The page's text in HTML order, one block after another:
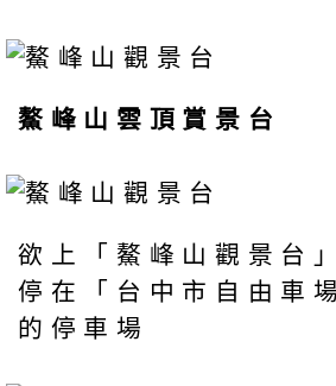
鰲峰山雲頂賞景台
欲上「鰲峰山觀景台
停在「台中市自由車
的停車場